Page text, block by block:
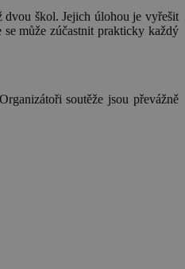
dvou škol. Jejich úlohou je vyřešit
může zúčastnit prakticky každý
soutěže jsou převážně